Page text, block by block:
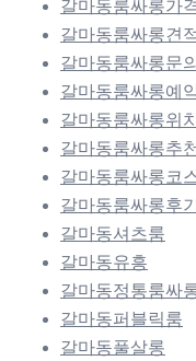
갈마동룸싸롱가
갈마동룸싸롱견
갈마동룸싸롱문의
갈마동룸싸롱예
갈마동룸싸롱위치
갈마동룸싸롱추천
갈마동룸싸롱코
갈마동룸싸롱후기
갈마동셔츠룸
갈마동유흥
갈마동정통룸싸
갈마동퍼블릭룸
갈마동풀살롱